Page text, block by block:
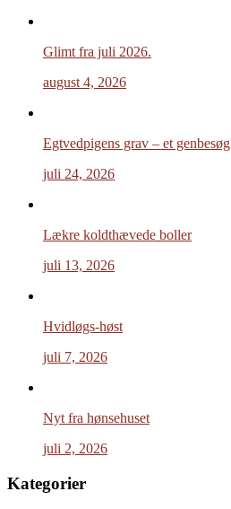
Glimt fra juli 2026.
august 4, 2026
Egtvedpigens grav – et genbesøg
juli 24, 2026
Lækre koldthævede boller
juli 13, 2026
Hvidløgs-høst
juli 7, 2026
Nyt fra hønsehuset
juli 2, 2026
Kategorier